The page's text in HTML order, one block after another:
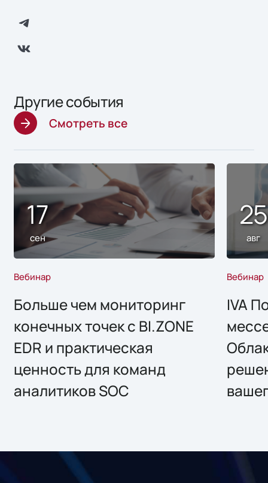
Другие события
Смотреть все
17
сен
Вебинар
Больше чем мониторинг
конечных точек с BI.ZONE
EDR и практическая
ценность для команд
аналитиков SOC
25
авг
Вебинар
IVA